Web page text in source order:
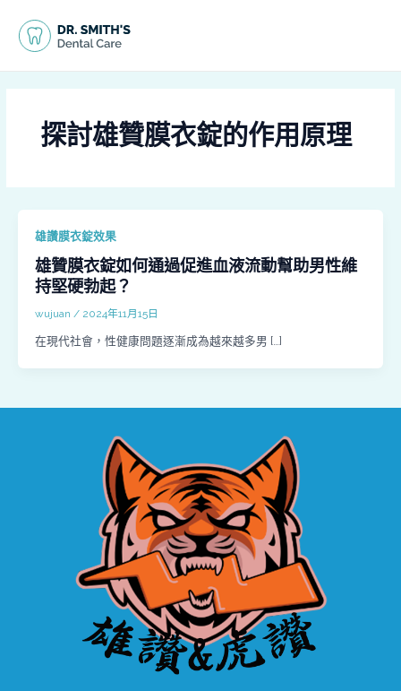
探討雄贊膜衣錠的作用原理
雄讚膜衣錠效果
雄贊膜衣錠如何通過促進血液流動幫助男性維
持堅硬勃起？
wujuan / 2024年11月15日
在現代社會，性健康問題逐漸成為越來越多男 […]